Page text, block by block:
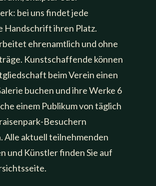
bei uns findet jede
Handschrift ihren Platz.
ehrenamtlich und ohne
Kunstschaffende können
beim Verein einen
buchen und ihre Werke 6
einem Publikum von täglich
Besuchern
Alle aktuell teilnehmenden
und Künstlerfinden Sie auf